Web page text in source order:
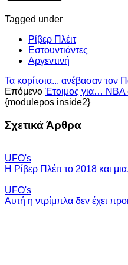
Tagged under
Ρίβερ Πλέιτ
Εστουντιάντες
Αργεντινή
Τα κορίτσια... ανέβασαν
Επόμενο Έτοιμος για…
{modulepos inside2}
Σχετικά Άρθρα
UFO's
Η Ρίβερ Πλέιτ το 2018 και
UFO's
Αυτή η ντρίμπλα δεν έχει